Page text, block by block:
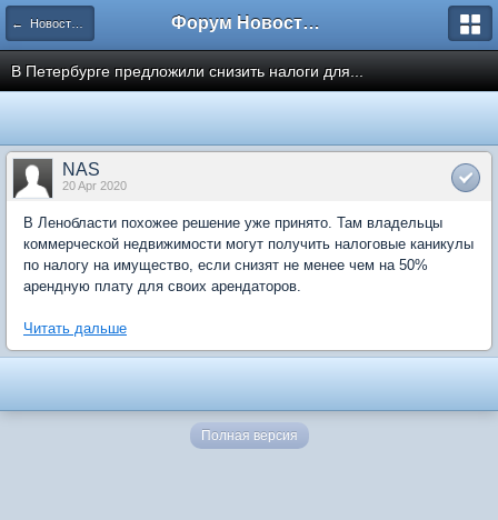
← Новости рынка недвижимости Форум Новостройки
В Петербурге предложили снизить налоги для...
NAS
20 Apr 2020
В Ленобласти похожее решение уже принято. Там владельцы
коммерческой недвижимости могут получить налоговые каникулы
по налогу на имущество, если снизят не менее чем на 50%
арендную плату для своих арендаторов.
Читать дальше
Полная версия